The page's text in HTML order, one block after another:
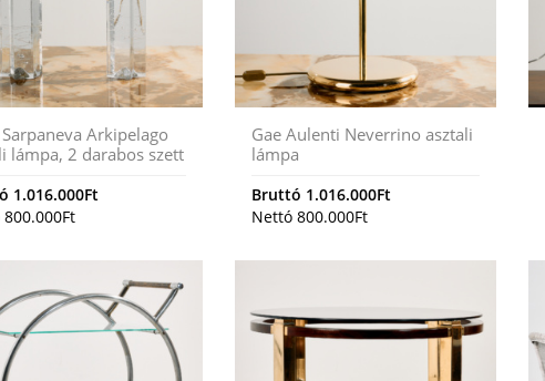
Arkipelago
lámpa, 2 darabos szett
1.016.000Ft
800.000Ft
Gae Aulenti Neverrino asztali
lámpa
Bruttó 1.016.000Ft
Nettó800.000Ft